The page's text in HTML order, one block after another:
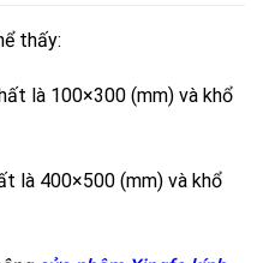
thấy:
là 100×300 (mm) và khổ
là 400×500 (mm) và khổ